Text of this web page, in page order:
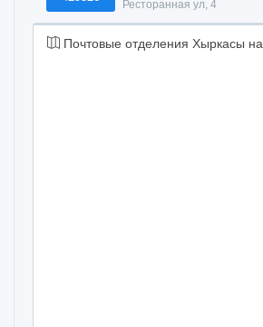
Ресторанная ул, 4
Почтовые отделения Хыркасы на